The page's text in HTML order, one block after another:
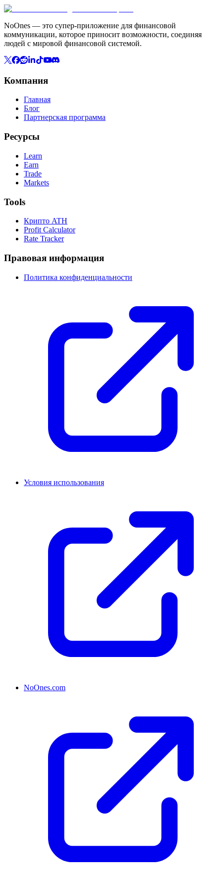
NoOnes — это супер-приложение для финансовой
коммуникации, которое приносит возможности, соединяя
людей с мировой финансовой системой.
Компания
Главная
Блог
Партнерская программа
Ресурсы
Learn
Earn
Trade
Markets
Tools
Крипто ATH
Profit Calculator
Rate Tracker
Правовая информация
Политика конфиденциальности
Условия использования
NoOnes.com